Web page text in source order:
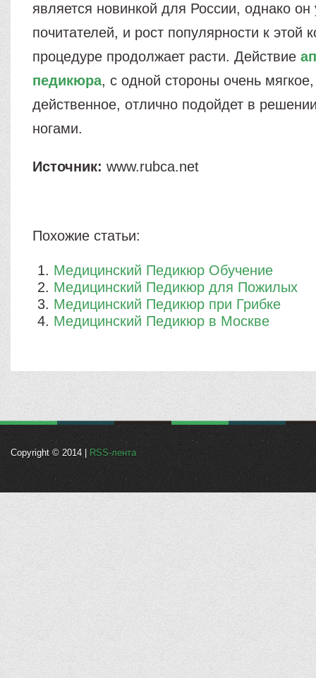
является новинкой для России, однако
почитателей, и рост популярности к этой
процедуре продолжает расти. Действие
педикюра, с одной стороны очень
действенное, отлично подойдет в
ногами.
Источник: www.rubca.net
Похожие статьи:
Медицинский Педикюр Обучение
Медицинский Педикюр для Пожилых
Медицинский Педикюр при Грибке
Медицинский Педикюр в Москве
Copyright © 2014 | RSS-лента